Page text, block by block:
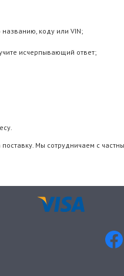
названию, коду или VIN;
исчерпывающий ответ;
Мы сотрудничаем с